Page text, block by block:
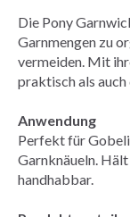
Die Pony
Garnmengen zu
vermeiden. Mit
praktisch als
Anwendung
Perfekt für
Garnknäueln.
handhabbar.